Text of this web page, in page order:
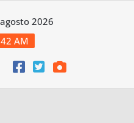
2026
AM